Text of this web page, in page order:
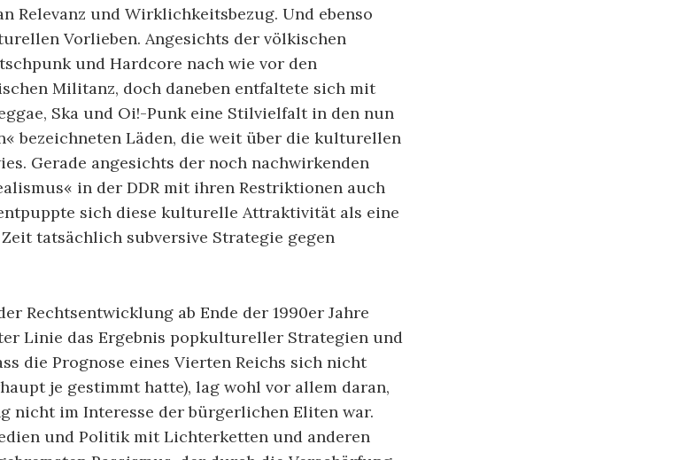
Relevanz und Wirklichkeitsbezug. Und ebenso
Vorlieben. Angesichts der völkischen
und Hardcore nach wie vor den
Militanz, doch daneben entfaltete sich mit
Ska und Oi!-Punk eine Stilvielfalt in den nun
bezeichneten Läden, die weit über die kulturellen
Gerade angesichts der noch nachwirkenden
in der DDR mit ihren Restriktionen auch
sich diese kulturelle Attraktivität als eine
tatsächlich subversive Strategie gegen
Rechtsentwicklung ab Ende der 1990er Jahre
Linie das Ergebnis popkultureller Strategien und
die Prognose eines Vierten Reichs sich nicht
je gestimmt hatte), lag wohl vor allem daran,
nicht im Interesse der bürgerlichen Eliten war.
und Politik mit Lichterketten und anderen